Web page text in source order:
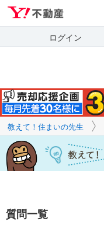
ログイン
教えて！住まいの先生
質問一覧